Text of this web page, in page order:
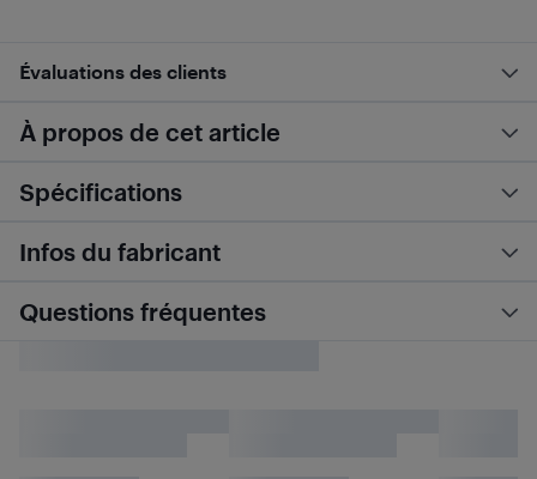
Évaluations des clients
À propos de cet article
Spécifications
Infos du fabricant
Questions fréquentes